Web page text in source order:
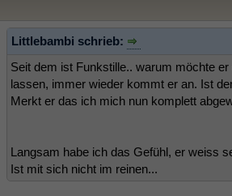
Littlebambi schrieb:
Seit dem ist Funkstille.. warum möchte
lassen, immer wieder kommt er an. Ist
Merkt er das ich mich nun komplett
Langsam habe ich das Gefühl, er weiss
Ist mit sich nicht im reinen...